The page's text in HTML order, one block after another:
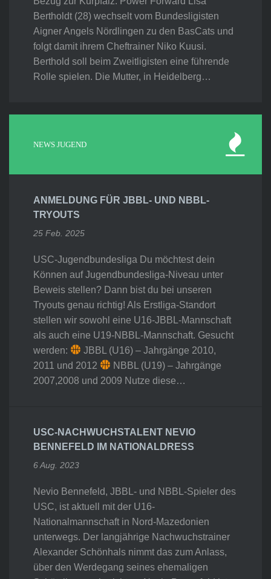
Bertholdt (28) wechselt vom Bundesligisten
Aigner Angels Nördlingen zu den BasCats und
folgt damit ihrem Cheftrainer Niko Kuusi.
Berthold soll beim Zweitligisten eine führende
Rolle spielen. Die Mutter, in Heidelberg…
NEWS JUGEND
ANMELDUNG FÜR JBBL- UND NBBL-
TRYOUTS
25 Feb. 2025
USC-Jugendbundesliga Du möchtest dein
Können auf Jugendbundesliga-Niveau unter
Beweis stellen? Dann bist du bei unseren
Tryouts genau richtig! Als Erstliga-Standort
stellen wir sowohl eine U16-JBBL-Mannschaft
als auch eine U19-NBBL-Mannschaft. Gesucht
werden:
JBBL (U16) – Jahrgänge 2010,
2011 und 2012
NBBL (U19) – Jahrgänge
2007,2008 und 2009 Nutze diese…
USC-NACHWUCHSTALENT NEVIO
BENNEFELD IM NATIONALDRESS
6 Aug. 2023
Nevio Bennefeld, JBBL- und NBBL-Spieler des
USC, ist aktuell mit der U16-
Nationalmannschaft in Nord-Mazedonien
unterwegs. Der langjährige Nachwuchstrainer
Alexander Schönhals nimmt das zum Anlass,
über den Werdegang seines ehemaligen